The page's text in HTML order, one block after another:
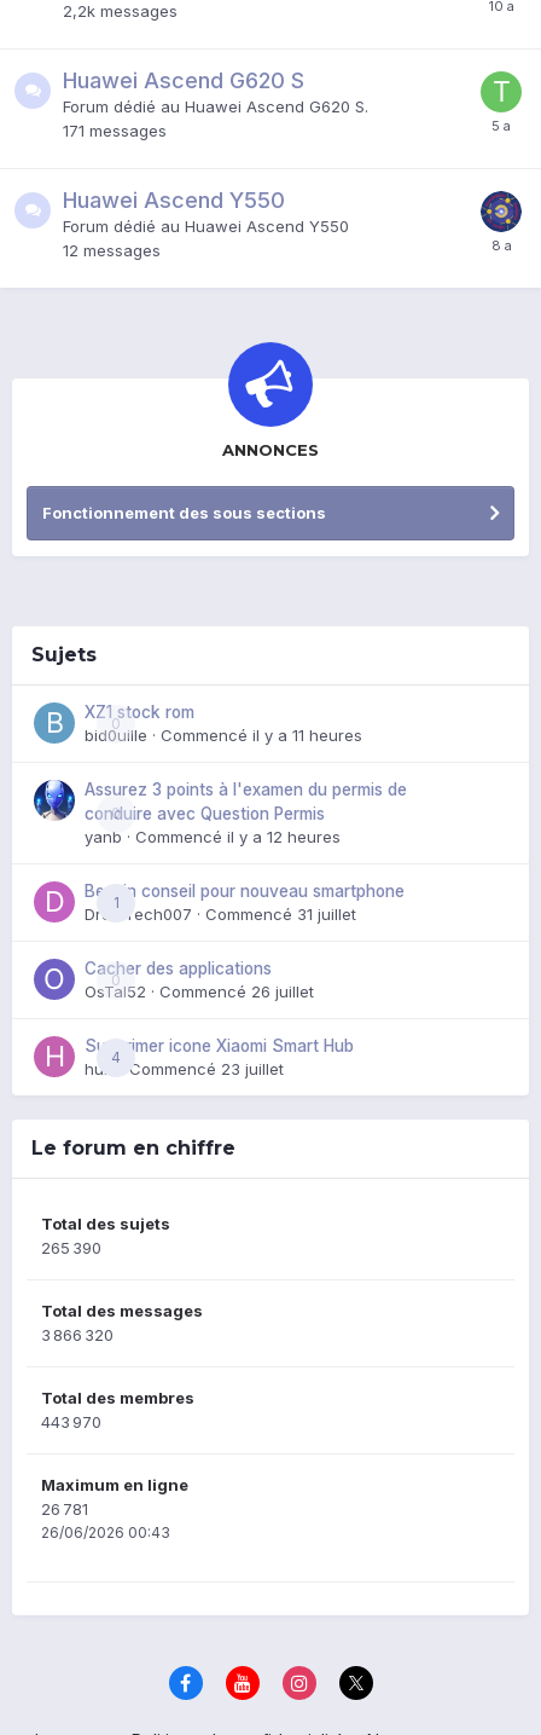
2,2k messages
Huawei Ascend G620 S
Forum dédié au Huawei Ascend G620 S.
171 messages
Huawei Ascend Y550
Forum dédié au Huawei Ascend Y550
12 messages
ANNONCES
Fonctionnement des sous sections
Sujets
0
XZ1 stock rom
bid0uille · Commencé il y a 11 heures
0
Assurez 3 points à l'examen du permis de
conduire avec Question Permis
yanb · Commencé il y a 12 heures
1
Besoin conseil pour nouveau smartphone
DroidTech007 · Commencé 31 juillet
0
Cacher des applications
OsTal52 · Commencé 26 juillet
4
Supprimer icone Xiaomi Smart Hub
huik · Commencé 23 juillet
Le forum en chiffre
Total des sujets
265 390
Total des messages
3 866 320
Total des membres
443 970
Maximum en ligne
26 781
26/06/2026 00:43